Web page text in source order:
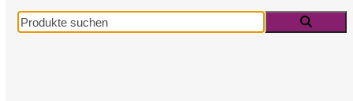
Produkte
suchen